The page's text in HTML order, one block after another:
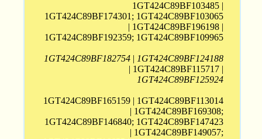
1GT424C89BF103485 |
1GT424C89BF174301; 1GT424C89BF103065
| 1GT424C89BF196198 |
1GT424C89BF192359; 1GT424C89BF109965
1GT424C89BF182754 | 1GT424C89BF124188
| 1GT424C89BF115717 |
1GT424C89BF125924
1GT424C89BF165159 | 1GT424C89BF113014
| 1GT424C89BF169308;
1GT424C89BF146840; 1GT424C89BF147423
| 1GT424C89BF149057;